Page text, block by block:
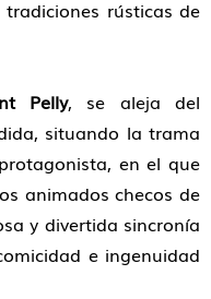
rústicas de
Pelly, se aleja del
situando la trama
en el que
animados checos de
y divertida sincronía
e ingenuidad